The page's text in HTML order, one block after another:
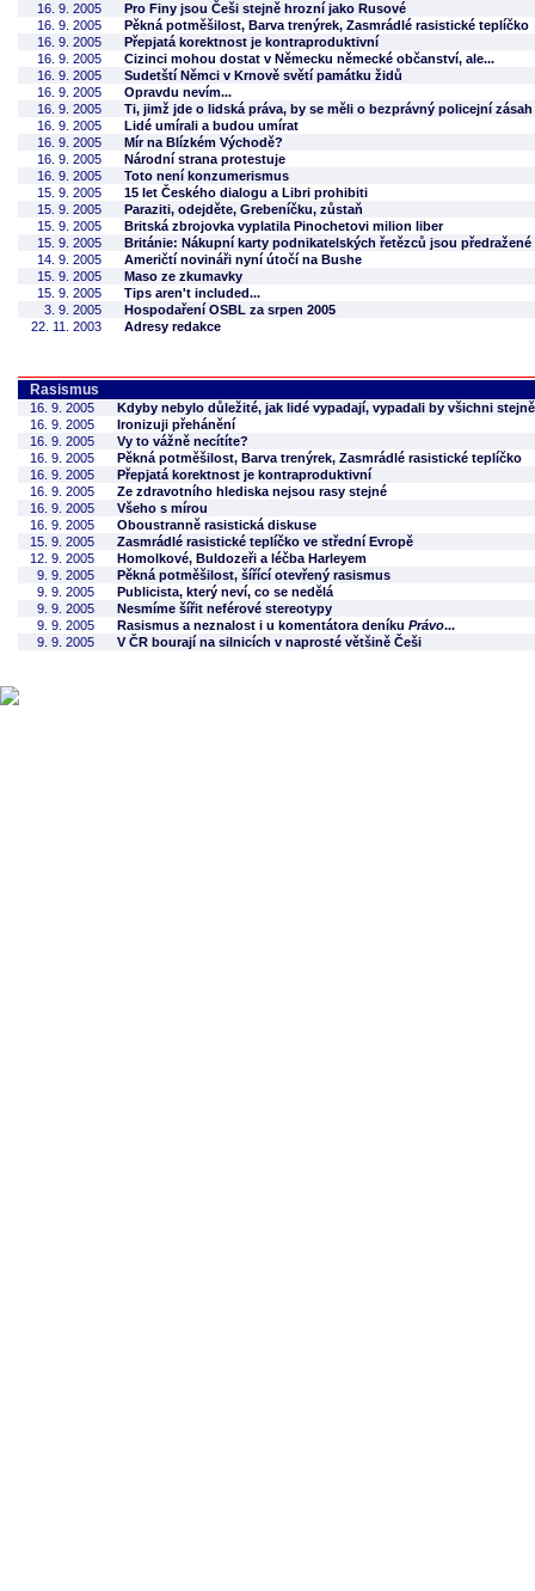
16. 9. 2005
Pro Finy jsou Češi stejně hrozní jako Rusové
16. 9. 2005
Pěkná potměšilost, Barva trenýrek, Zasmrádlé rasistické teplíčko
16. 9. 2005
Přepjatá korektnost je kontraproduktivní
16. 9. 2005
Cizinci mohou dostat v Německu německé občanství, ale...
16. 9. 2005
Sudetští Němci v Krnově světí památku židů
16. 9. 2005
Opravdu nevím...
16. 9. 2005
Ti, jimž jde o lidská práva, by se měli o bezprávný policejní
16. 9. 2005
Lidé umírali a budou umírat
16. 9. 2005
Mír na Blízkém Východě?
16. 9. 2005
Národní strana protestuje
16. 9. 2005
Toto není konzumerismus
15. 9. 2005
15 let Českého dialogu a Libri prohibiti
15. 9. 2005
Paraziti, odejděte, Grebeníčku, zůstaň
15. 9. 2005
Britská zbrojovka vyplatila Pinochetovi milion liber
15. 9. 2005
Británie: Nákupní karty podnikatelských řetězců jsou předražené
14. 9. 2005
Američtí novináři nyní útočí na Bushe
15. 9. 2005
Maso ze zkumavky
15. 9. 2005
Tips aren't included...
3. 9. 2005
Hospodaření OSBL za srpen 2005
22. 11. 2003
Adresy redakce
Rasismus
16. 9. 2005
Kdyby nebylo důležité, jak lidé vypadají, vypadali by všichni stejně
16. 9. 2005
Ironizuji přehánění
16. 9. 2005
Vy to vážně necítíte?
16. 9. 2005
Pěkná potměšilost, Barva trenýrek, Zasmrádlé rasistické teplíčko
16. 9. 2005
Přepjatá korektnost je kontraproduktivní
16. 9. 2005
Ze zdravotního hlediska nejsou rasy stejné
16. 9. 2005
Všeho s mírou
16. 9. 2005
Oboustranně rasistická diskuse
15. 9. 2005
Zasmrádlé rasistické teplíčko ve střední Evropě
12. 9. 2005
Homolkové, Buldozeři a léčba Harleyem
9. 9. 2005
Pěkná potměšilost, šířící otevřený rasismus
9. 9. 2005
Publicista, který neví, co se nedělá
9. 9. 2005
Nesmíme šířit neférové stereotypy
9. 9. 2005
Rasismus a neznalost i u komentátora deníku Právo...
9. 9. 2005
V ČR bourají na silnicích v naprosté většině Češi